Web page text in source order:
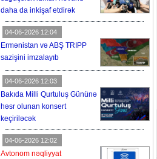
daha da inkişaf etdirək
04-06-2026 12:04
Ermənistan və ABŞ TRIPP
sazişini imzalayıb
04-06-2026 12:03
Bakıda Milli Qurtuluş Gününə
həsr olunan konsert
keçiriləcək
04-06-2026 12:02
Avtonom nəqliyyat